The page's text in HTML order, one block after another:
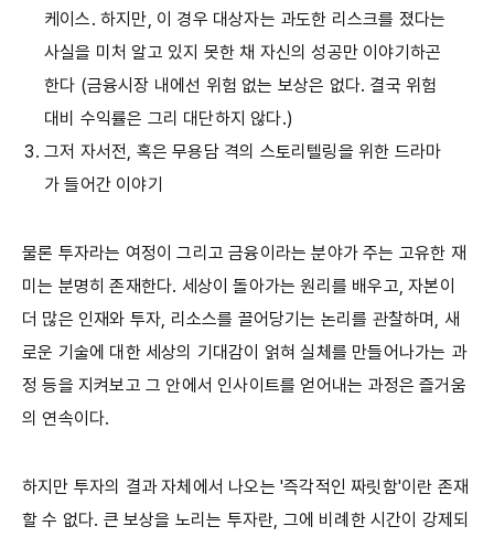
케이스. 하지만, 이 경우 대상자는 과도한 리스크를 졌다는
사실을 미처 알고 있지 못한 채 자신의 성공만 이야기하곤
한다 (금융시장 내에선 위험 없는 보상은 없다. 결국 위험
대비 수익률은 그리 대단하지 않다.)
그저 자서전, 혹은 무용담 격의 스토리텔링을 위한 드라마
가 들어간 이야기
물론 투자라는 여정이 그리고 금융이라는 분야가 주는 고유한 재
미는 분명히 존재한다. 세상이 돌아가는 원리를 배우고, 자본이
더 많은 인재와 투자, 리소스를 끌어당기는 논리를 관찰하며, 새
로운 기술에 대한 세상의 기대감이 얽혀 실체를 만들어나가는 과
정 등을 지켜보고 그 안에서 인사이트를 얻어내는 과정은 즐거움
의 연속이다.
하지만 투자의 결과 자체에서 나오는 '즉각적인 짜릿함'이란 존재
할 수 없다. 큰 보상을 노리는 투자란, 그에 비례한 시간이 강제되